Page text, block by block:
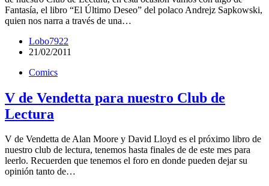
Fantasía, el libro “El Último Deseo” del polaco Andrejz Sapkowski,
quien nos narra a través de una…
Lobo7922
21/02/2011
Comics
V de Vendetta para nuestro Club de
Lectura
V de Vendetta de Alan Moore y David Lloyd es el próximo libro de
nuestro club de lectura, tenemos hasta finales de de este mes para
leerlo. Recuerden que tenemos el foro en donde pueden dejar su
opinión tanto de…